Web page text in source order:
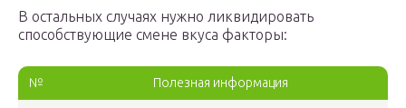
В остальных случаях нужно ликвидировать
способствующие смене вкуса факторы:
№ Полезная информация